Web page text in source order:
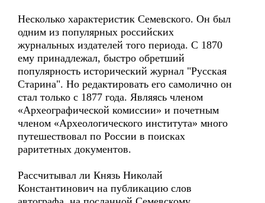
Несколько характеристик Семевского. Он был
одним из популярных российских
журнальных издателей того периода. С 1870
ему принадлежал, быстро обретший
популярность исторический журнал "Русская
Старина". Но редактировать его самолично он
стал только с 1877 года. Являясь членом
«Археографической комиссии» и почетным
членом «Археологического института» много
путешествовал по России в поисках
раритетных документов.
Рассчитывал ли Князь Николай
Константинович на публикацию слов